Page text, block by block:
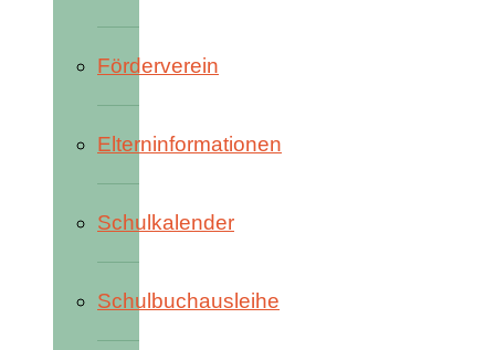
Förderverein
Elterninformationen
Schulkalender
Schulbuchausleihe